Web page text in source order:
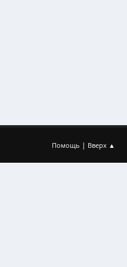
Помощь | Вверх ▲